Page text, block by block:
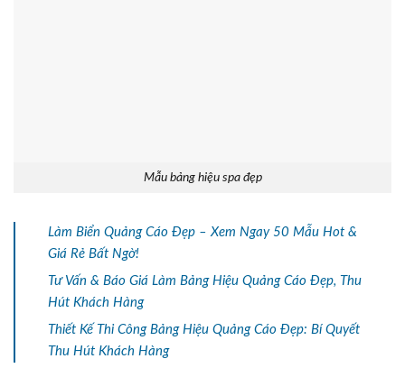
Mẫu bảng hiệu spa đẹp
Làm Biển Quảng Cáo Đẹp – Xem Ngay 50 Mẫu Hot &
Giá Rẻ Bất Ngờ!
Tư Vấn & Báo Giá Làm Bảng Hiệu Quảng Cáo Đẹp, Thu
Hút Khách Hàng
Thiết Kế Thi Công Bảng Hiệu Quảng Cáo Đẹp: Bí Quyết
Thu Hút Khách Hàng